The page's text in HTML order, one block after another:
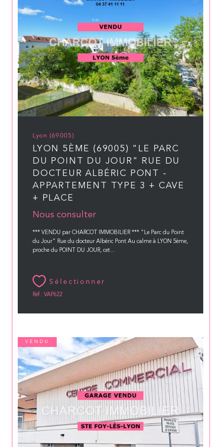
Lyon (69005)
LYON 5ÈME (69005) "LE PARC
DU POINT DU JOUR" RUE DU
DOCTEUR ALBÉRIC PONT -
APPARTEMENT TYPE 3 + CAVE
+ PLACE
Nous consulter
*** VENDU par CHARCOT IMMOBILIER *** "Le Parc du Point
du Jour" Rue du docteur Albéric Pont Au calme à LYON 5ème,
proche du POINT DU JOUR, cet...
Sélectionner
Réf : VAP622
VENDU